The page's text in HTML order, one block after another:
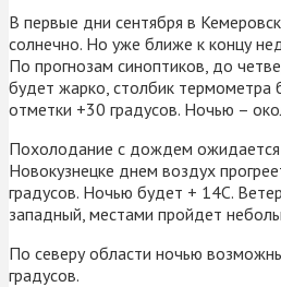
В первые дни сентября в
солнечно. Но уже ближе к концу
По прогнозам синоптиков, до
будет жарко, столбик термометра
отметки +30 градусов. Ночью –
Похолодание с дождем ожидается
Новокузнецке днем воздух
градусов. Ночью будет + 14С.
западный, местами пройдет
По северу области ночью
градусов.